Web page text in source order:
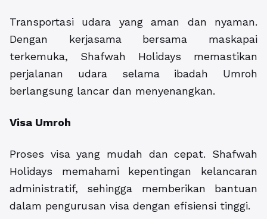
Transportasi udara yang aman dan nyaman.
Dengan kerjasama bersama maskapai
terkemuka, Shafwah Holidays memastikan
perjalanan udara selama ibadah Umroh
berlangsung lancar dan menyenangkan.
Visa Umroh
Proses visa yang mudah dan cepat. Shafwah
Holidays memahami kepentingan kelancaran
administratif, sehingga memberikan bantuan
dalam pengurusan visa dengan efisiensi tinggi.